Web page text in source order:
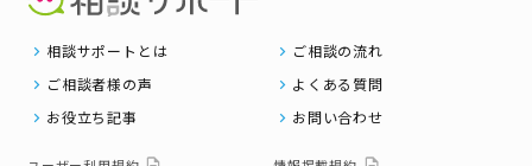
相談サポートとは
ご相談の流れ
ご相談者様の声
よくある質問
お役立ち記事
お問い合わせ